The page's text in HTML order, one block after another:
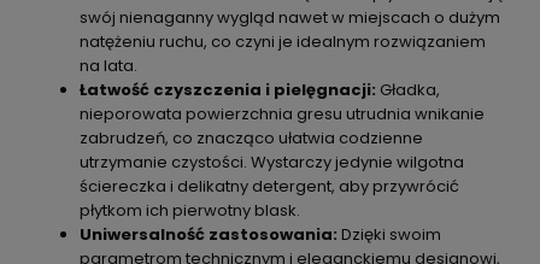
swój nienaganny wygląd nawet w miejscach o dużym
natężeniu ruchu, co czyni je idealnym rozwiązaniem
na lata.
Łatwość czyszczenia i pielęgnacji: Gładka,
nieporowata powierzchnia gresu utrudnia wnikanie
zabrudzeń, co znacząco ułatwia codzienne
utrzymanie czystości. Wystarczy jedynie wilgotna
ściereczka i delikatny detergent, aby przywrócić
płytkom ich pierwotny blask.
Uniwersalność zastosowania: Dzięki swoim
parametrom technicznym i eleganckiemu designowi,